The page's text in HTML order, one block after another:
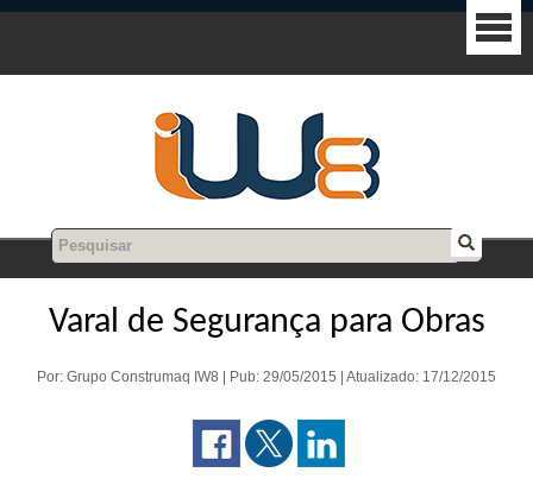
Varal de Segurança para Obras
Por: Grupo Construmaq IW8 | Pub: 29/05/2015 | Atualizado: 17/12/2015